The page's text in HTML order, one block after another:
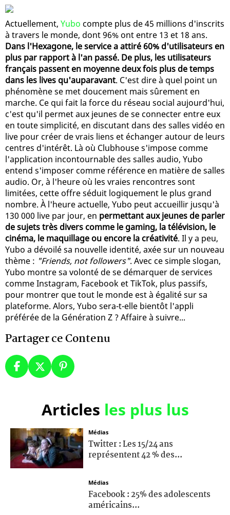
Actuellement, Yubo compte plus de 45 millions d'inscrits
à travers le monde, dont 96% ont entre 13 et 18 ans.
Dans l'Hexagone, le service a attiré 60% d'utilisateurs en
plus par rapport à l'an passé. De plus, les utilisateurs
français passent en moyenne deux fois plus de temps
dans les lives qu'auparavant. C'est dire à quel point un
phénomène se met doucement mais sûrement en
marche. Ce qui fait la force du réseau social aujourd'hui,
c'est qu'il permet aux jeunes de se connecter entre eux
en toute simplicité, en discutant dans des salles vidéo en
live pour créer de vrais liens et échanger autour de leurs
centres d'intérêt. Là où Clubhouse s'impose comme
l'application incontournable des salles audio, Yubo
entend s'imposer comme référence en matière de salles
audio. Or, à l'heure où les vraies rencontres sont
limitées, cette offre séduit logiquement le plus grand
nombre. À l'heure actuelle, Yubo peut accueillir jusqu'à
130 000 live par jour, en permettant aux jeunes de parler
de sujets très divers comme le gaming, la télévision, le
cinéma, le maquillage ou encore la créativité. Il y a peu,
Yubo a dévoilé sa nouvelle identité, axée sur un nouveau
thème : "Friends, not followers". Avec ce simple slogan,
Yubo montre sa volonté de se démarquer de services
comme Instagram, Facebook et TikTok, plus passifs,
pour montrer que tout le monde est à égalité sur sa
plateforme. Alors, Yubo sera-t-elle bientôt l'appli
préférée de la Génération Z ? Affaire à suivre...
Partager ce Contenu
Articles les plus lus
Médias
Twitter : Les 15/24 ans
représentent 42 % des...
Médias
Facebook : 25% des adolescents
américains...